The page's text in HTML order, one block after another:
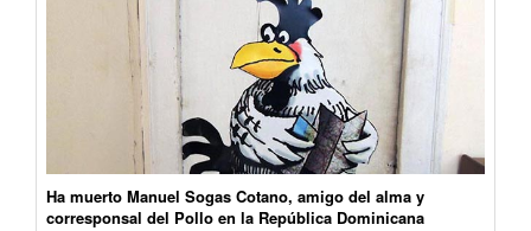
Ha muerto Manuel Sogas Cotano, amigo del alma y
corresponsal del Pollo en la República Dominicana